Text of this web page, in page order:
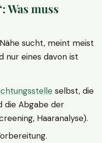
Was muss
sucht, meint meist
nur eines davon ist
selbst, die
die Abgabe der
Haaranalyse).